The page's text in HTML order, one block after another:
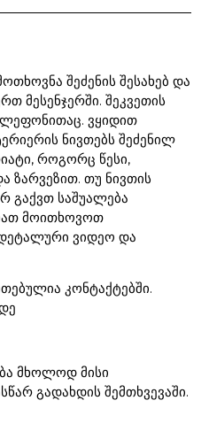
შეძენის შესახებ და
მესენჯერში. შეკვეთის
ვყიდით
ნივთებს შეძენილ
როგორც წესი,
ზარვეზით. თუ ნივთის
გაქვთ საშუალება
მოითხოვოთ
ვიდეო და
კონტაქტებში.
მხოლოდ მისი
გადახდის შემთხვევაში.